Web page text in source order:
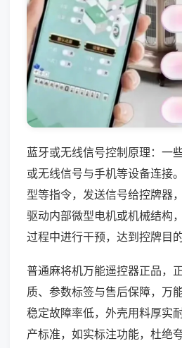
蓝牙或无线信号控制原理：一
或无线信号与手机等设备连接
型等指令，发送信号给控牌器
驱动内部微型电机或机械结构
过程中进行干预，达到控牌目的
普通麻将机万能遥控器正品，
质、参数标签与售后保障，万
稳定故障率低，外壳用料厚实
产标准，如实标注功能，杜绝